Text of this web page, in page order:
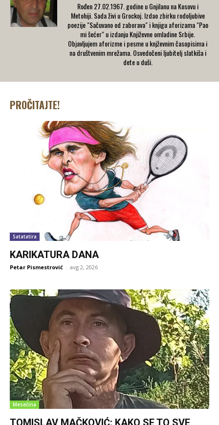
Rođen 27.02.1967. godine u Gnjilanu na Kosovu i
Metohiji. Sada živi u Grockoj. Izdao zbirku rodoljubive
poezije "Sačuvano od zaborava" i knjigu aforizama "Pao
mi šećer" u izdanju Književne omladine Srbije.
Objavljujem aforizme i pesme u knjževnim časopisima i
na društvenim mrežama. Osvedočeni ljubitelj slatkiša i
dete u duši.
PROČITAJTE!
Satatatira
KARIKATURA DANA
Petar Pismestrović - avg 2, 2026
Mesečina